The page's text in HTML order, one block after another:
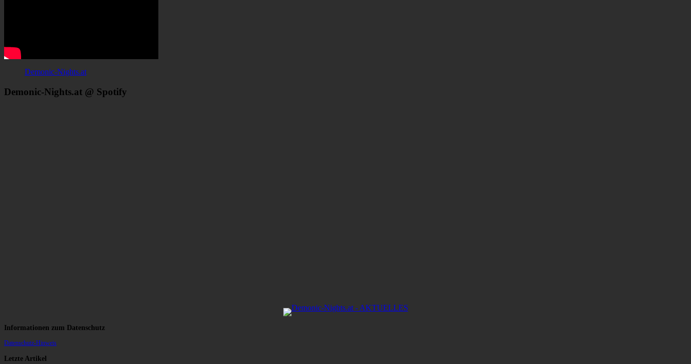
Demonic-Nights.at
Demonic-Nights.at @ Spotify
Informationen zum Datenschutz
Datenschutz-Hinweis
Letzte Artikel